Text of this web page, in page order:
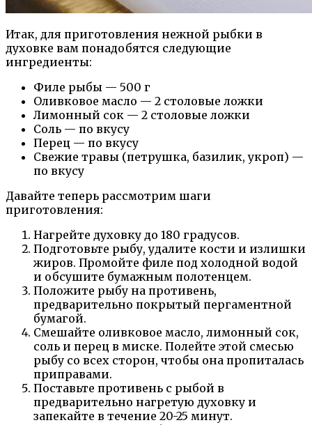
Итак, для приготовления нежной рыбки в
духовке вам понадобятся следующие
ингредиенты:
Филе рыбы — 500 г
Оливковое масло — 2 столовые ложки
Лимонный сок — 2 столовые ложки
Соль — по вкусу
Перец — по вкусу
Свежие травы (петрушка, базилик, укроп) —
по вкусу
Давайте теперь рассмотрим шаги
приготовления:
Нагрейте духовку до 180 градусов.
Подготовьте рыбу, удалите кости и излишки
жиров. Промойте филе под холодной водой
и обсушите бумажным полотенцем.
Положите рыбу на противень,
предварительно покрытый пергаментной
бумагой.
Смешайте оливковое масло, лимонный сок,
соль и перец в миске. Полейте этой смесью
рыбу со всех сторон, чтобы она пропиталась
приправами.
Поставьте противень с рыбой в
предварительно нагретую духовку и
запекайте в течение 20-25 минут.